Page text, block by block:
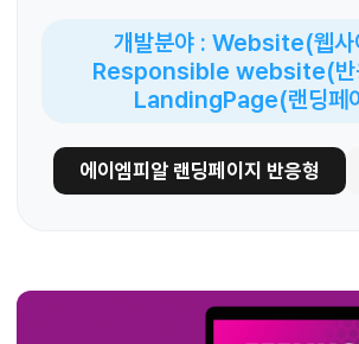
개발분야 : Website(웹
Responsible website(반
LandingPage(랜딩페
에이엠피알 랜딩페이지 반응형